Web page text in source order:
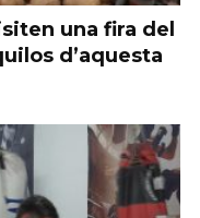
una fira del
d’aquesta